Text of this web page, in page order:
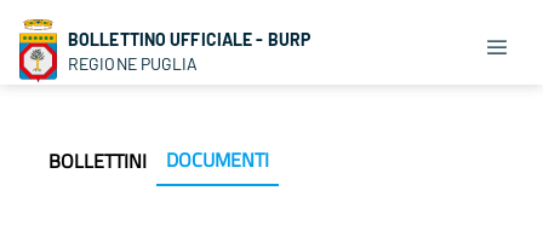
BOLLETTINO UFFICIALE - BURP
REGIONE PUGLIA
BOLLETTINI DOCUMENTI